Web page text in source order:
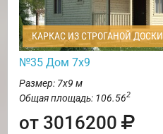
КАРКАС ИЗ СТРОГАНОЙ ДОСКИ
№35 Дом 7х9
Размер: 7х9 м
Общая площадь: 106.562
от 3016200